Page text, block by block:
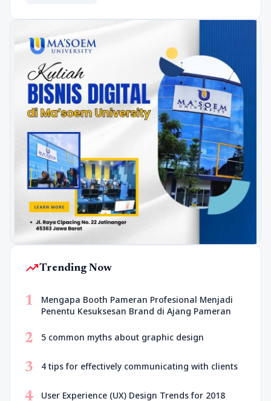
trending_upTrending Now
1
Mengapa Booth Pameran Profesional Menjadi
Penentu Kesuksesan Brand di Ajang Pameran
2 5 common myths about graphic design
3 4 tips for effectively communicating with clients
4 User Experience (UX) Design Trends for 2018